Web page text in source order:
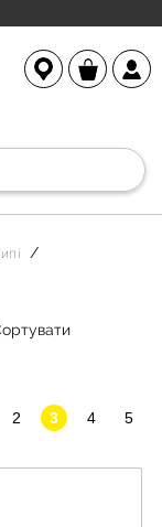
2 3 4 5